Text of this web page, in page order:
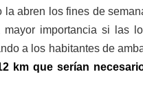
abren los fines de
importancia si las
a los habitantes de
km que serían